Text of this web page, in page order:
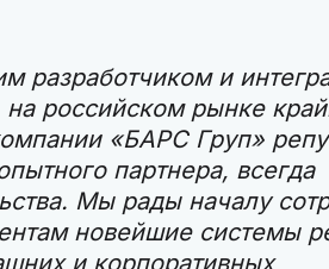
разработчиком и
российском рынке
«БАРС Груп»
партнера, всегда
Мы рады началу
новейшие системы
и корпоративных